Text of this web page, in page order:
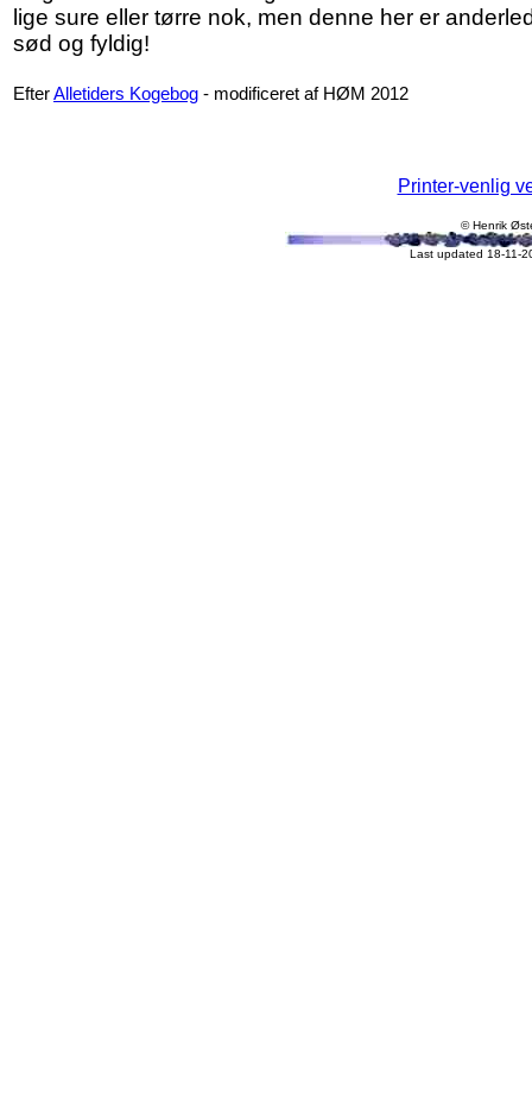
lige sure eller tørre nok, men denne her er
sød og fyldig!
EfterAlletiders Kogebog - modificeret af HØM 2012
Printer-venlig
© Henrik
Last updated 18-11-